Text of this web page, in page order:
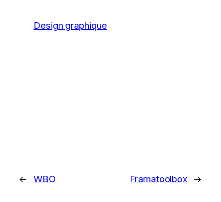
Design graphique
← WBO Framatoolbox →